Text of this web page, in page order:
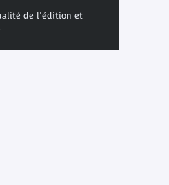
de l'édition et